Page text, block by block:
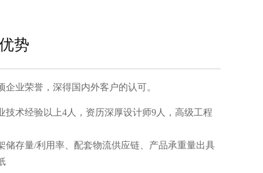
势
业荣誉，深得国内外客户的认可。
技术经验以上4人，资历深厚设计师9人，高级工程
存量/利用率、配套物流供应链、产品承重量出具